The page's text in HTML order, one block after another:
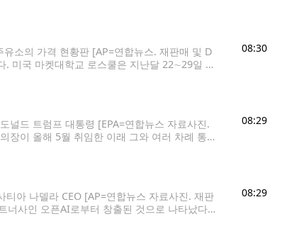
소의 가격 현황판 [AP=연합뉴스. 재판매 및 D
미국 마켓대학교 로스쿨은 지난달 22∼29일 미
08:30
널드 트럼프 대통령 [EPA=연합뉴스 자료사진.
장이 올해 5월 취임한 이래 그와 여러 차례 통화
08:29
아 나델라 CEO [AP=연합뉴스 자료사진. 재판
너사인 오픈AI로부터 창출된 것으로 나타났다.
08:29